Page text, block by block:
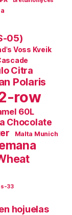
05)
Voss Kveik
Citra
Polaris
row
60L
Chocolate
Malta Munich
s-33
hojuelas